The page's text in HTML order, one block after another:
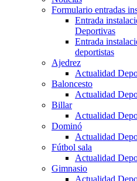
Formulario entradas
Entrada
Deportivas
Entrada
deportistas
Ajedrez
Actualidad
Baloncesto
Actualidad
Billar
Actualidad
Dominó
Actualidad
Fútbol sala
Actualidad
Gimnasio
Actualidad